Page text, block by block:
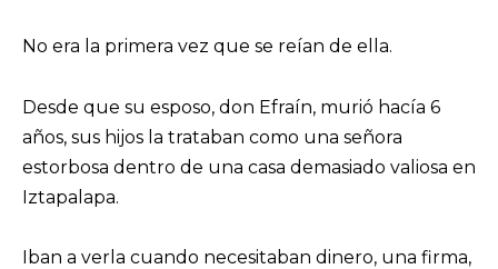
No era la primera vez que se reían de ella.
Desde que su esposo, don Efraín, murió hacía 6
años, sus hijos la trataban como una señora
estorbosa dentro de una casa demasiado valiosa en
Iztapalapa.
Iban a verla cuando necesitaban dinero, una firma,